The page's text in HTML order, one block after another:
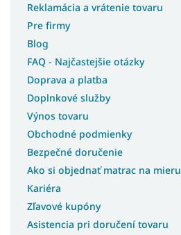
Reklamácia a vrátenie tovaru
Pre firmy
Blog
FAQ - Najčastejšie otázky
Doprava a platba
Doplnkové služby
Výnos tovaru
Obchodné podmienky
Bezpečné doručenie
Ako si objednať matrac na mieru
Kariéra
Zľavové kupóny
Asistencia pri doručení tovaru